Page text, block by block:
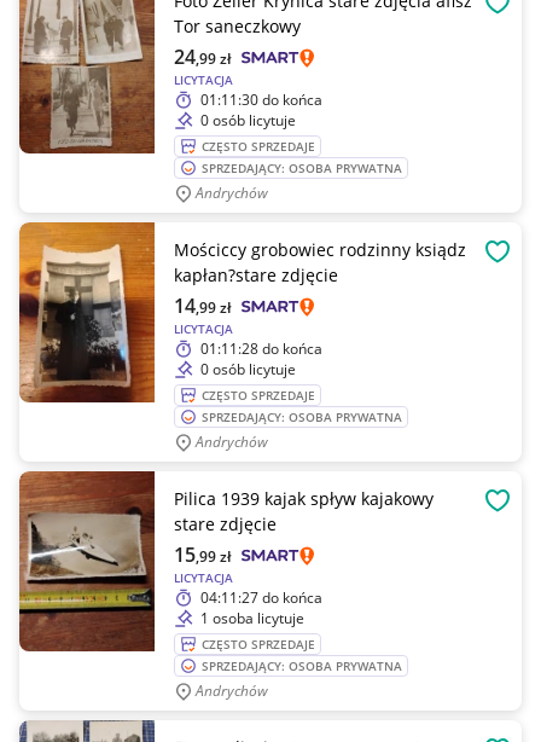
Tor saneczkowy
LICYTACJA
24,99zł
01:11:30do końca
0 osób licytuje
CZĘSTO SPRZEDAJE
SPRZEDAJĄCY: OSOBA PRYWATNA
Andrychów
Mościccy grobowiec rodzinny ksiądz
kapłan?stare zdjęcie
LICYTACJA
14,99zł
01:11:28do końca
0 osób licytuje
CZĘSTO SPRZEDAJE
SPRZEDAJĄCY: OSOBA PRYWATNA
Andrychów
Pilica 1939 kajak spływ kajakowy
stare zdjęcie
LICYTACJA
15,99zł
04:11:27do końca
1 osoba licytuje
CZĘSTO SPRZEDAJE
SPRZEDAJĄCY: OSOBA PRYWATNA
Andrychów